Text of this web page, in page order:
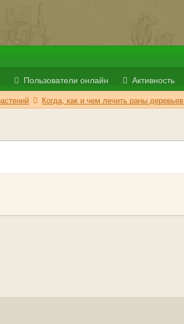
Пользователи онлайн Активность
Когда, как и чем лечить раны деревьев